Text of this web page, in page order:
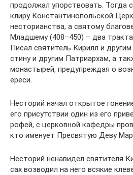
про­дол­жал упор­ство­вать. То­гда
кли­ру Кон­стан­ти­но­поль­ской
несто­ри­ан­ства, а свя­то­му
Млад­ше­му (408–450) – два
Пи­сал свя­ти­тель Ки­рилл и
сти­ну и дру­гим Пат­ри­ар­хам, а
мо­на­сты­рей, пре­ду­пре­ждая о
ере­си.
Несто­рий на­чал от­кры­тое
его при­сут­ствии один из его
ро­фей, с цер­ков­ной ка­фед­ры
кто име­ну­ет Пре­свя­тую Де­ву
Несто­рий нена­ви­дел свя­ти­те­ля
сах воз­во­дил на него вся­кие